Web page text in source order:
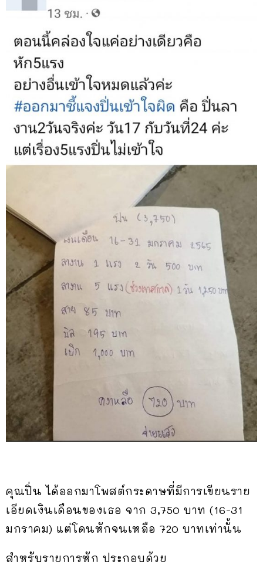
คุณปิ่น ได้ออกมาโพสต์กระดาษที่มีการเขียนราย
เอียดเงินเดือนของเธอ จาก 3,750 บาท (16-31
มกราคม) แต่โดนหักจนเหลือ 720 บาทเท่านั้น
สำหรับรายการหัก ประกอบด้วย